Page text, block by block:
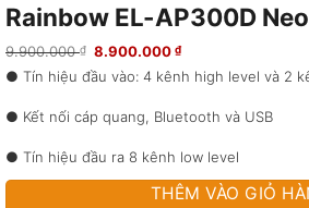
Rainbow EL-AP300D Neo
9.900.000₫
Giá
là:
8.900.000 ₫Giá
tại
8.900.000 ₫.
● Tín hiệu đầu vào: 4 kênh high level và 2
● Kết nối cáp quang, Bluetooth và USB
● Tín hiệu đầu ra 8 kênh low level
● Công suất đầu ra: 4×70 wattTHÊM VÀO GIỎ